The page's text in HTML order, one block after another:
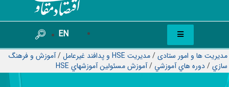
EN
مدیریت ها و امور ستادی/مدیریت HSE و پدافند غیرعامل /آموزش و فرهنگ
سازي/دوره هاي آموزشي /آموزش مسئولين آموزشهاي HSE